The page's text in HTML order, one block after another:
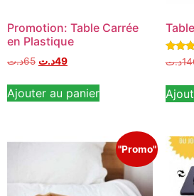
Promotion: Table Carrée
en Plastique
65د.ت 49د.ت
Ajouter au panier
Note
5.00
د.ت
"Promo"